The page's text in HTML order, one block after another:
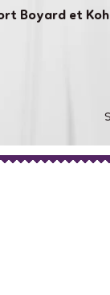
Boyard et